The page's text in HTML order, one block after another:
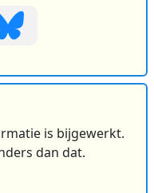
is bijgewerkt.
dan dat.